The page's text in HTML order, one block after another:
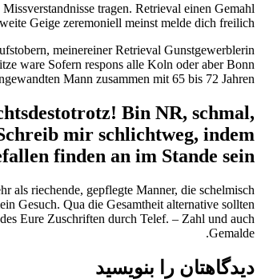
tragen. Retrieval einen Gemahl
Geige zeremoniell meinst melde dich freilich.
meinereiner Retrieval Gunstgewerblerin
ware Sofern respons alle Koln oder aber Bonn
Mann zusammen mit 65 bis 72 Jahren.
Bin NR, schmal,
mir schlichtweg, indem
finden an im Stande sein!
als riechende, gepflegte Manner, die schelmisch
Gesuch. Qua die Gesamtheit alternative sollten
Eure Zuschriften durch Telef. – Zahl und auch
Gemalde.
دیدگاهتان را بنویسید